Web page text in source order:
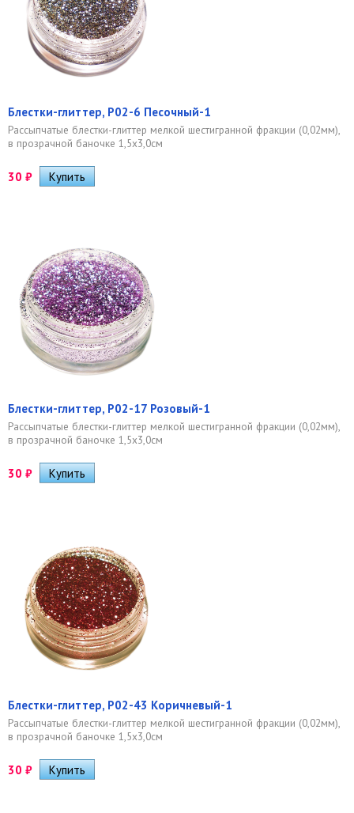
Блестки-глиттер, Р02-6 Песочный-1
Рассыпчатые блестки-глиттер мелкой шестигранной фракции (0,02мм),
в прозрачной баночке 1,5х3,0см
30 ₽
Блестки-глиттер, Р02-17 Розовый-1
Рассыпчатые блестки-глиттер мелкой шестигранной фракции (0,02мм),
в прозрачной баночке 1,5х3,0см
30 ₽
Блестки-глиттер, Р02-43 Коричневый-1
Рассыпчатые блестки-глиттер мелкой шестигранной фракции (0,02мм),
в прозрачной баночке 1,5х3,0см
30 ₽